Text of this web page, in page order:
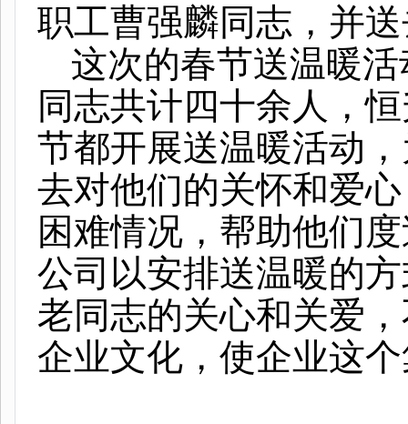
职工曹强麟同志，并
这次的春节送温暖
同志共计四十余人，
节都开展送温暖活动
去对他们的关怀和爱
困难情况，帮助他们
公司以安排送温暖的
老同志的关心和关爱
企业文化，使企业这